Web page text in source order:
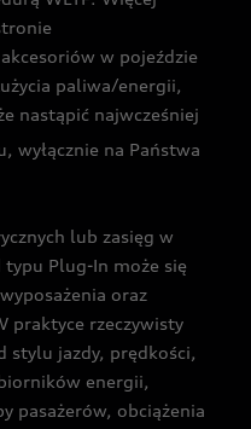
w pojeździe
paliwa/energii,
nastąpić najwcześniej
wyłącznie na Państwa
lub zasięg w
Plug-In może się
oraz
praktyce rzeczywisty
stylu jazdy, prędkości,
energii,
pasażerów, obciążenia